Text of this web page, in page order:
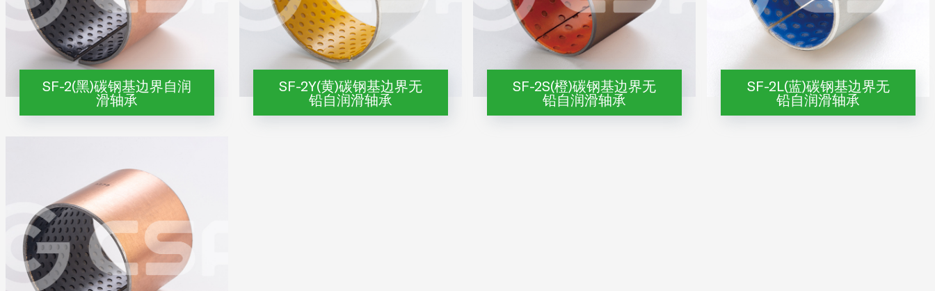
SF-2(黑)碳钢基边界自润
滑轴承
SF-2Y(黄)碳钢基边界无
铅自润滑轴承
SF-2S(橙)碳钢基边界无
铅自润滑轴承
SF-2L(蓝)碳钢基边界无
铅自润滑轴承